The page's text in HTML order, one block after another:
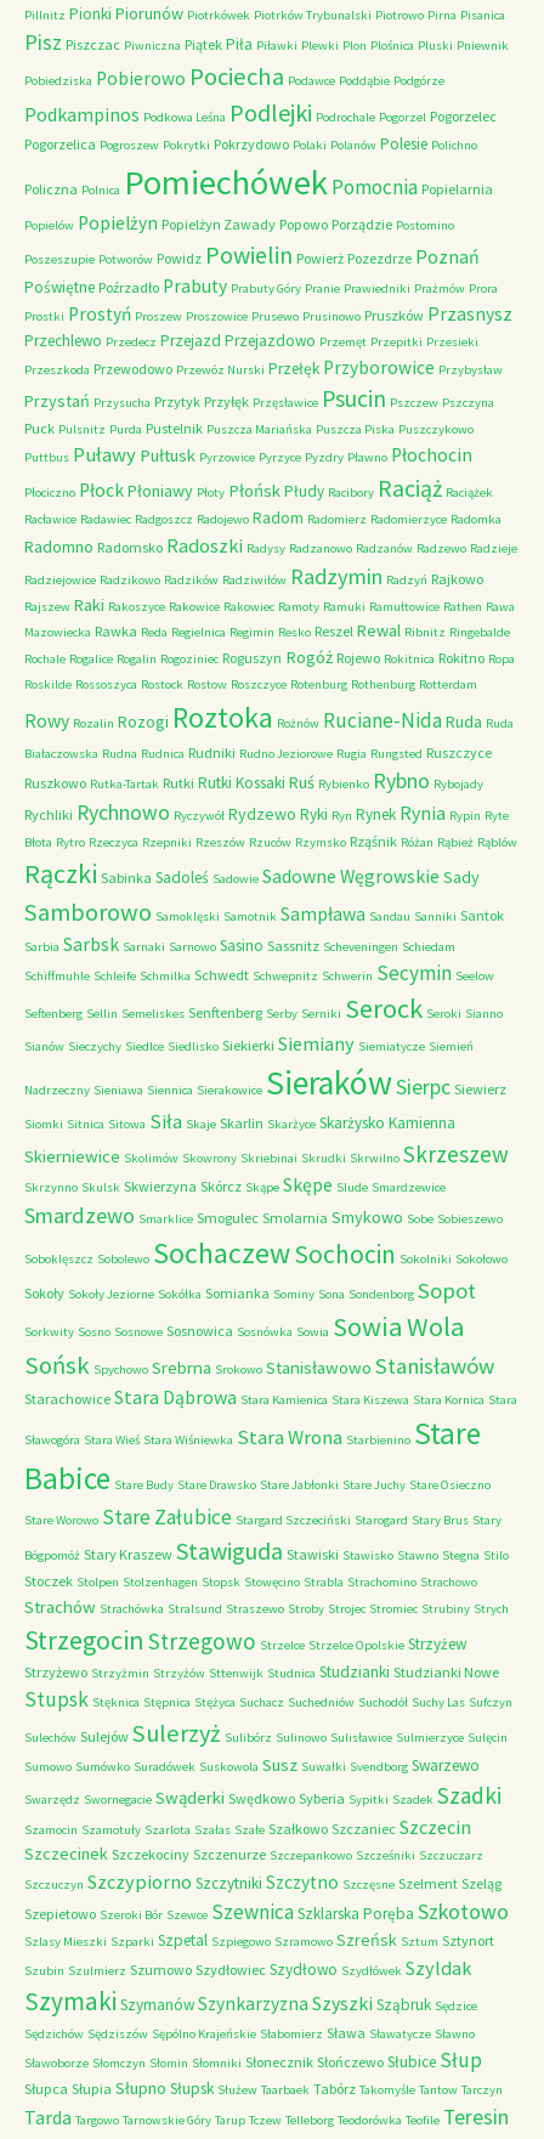
Pillnitz Pionki Piorunów Piotrkówek Piotrków Trybunalski Piotrowo Pirna Pisanica
Pisz Piszczac Piwniczna Piątek Piła Piławki Plewki Plon Plośnica Pluski Pniewnik
Pobiedziska Pobierowo Pociecha Podawce Poddąbie Podgórze
Podkampinos Podkowa Leśna Podlejki Podrochale Pogorzel Pogorzelec
Pogorzelica Pogroszew Pokrytki Pokrzydowo Polaki Polanów Polesie Polichno
Policzna Polnica PomiechówekPomocnia Popielarnia
Popielów Popielżyn Popielżyn Zawady Popowo Porządzie Postomino
Poszeszupie Potworów Powidz Powielin Powierż Pozezdrze Poznań
Poświętne Poźrzadło Prabuty Prabuty Góry Pranie Prawiedniki Prażmów Prora
Prostki Prostyń Proszew Proszowice Prusewo Prusinowo Pruszków Przasnysz
Przechlewo Przedecz Przejazd Przejazdowo Przemęt Przepitki Przesieki
Przeszkoda Przewodowo Przewóz Nurski Przełęk Przyborowice Przybysław
Przystań Przysucha Przytyk Przyłęk Przęsławice Psucin Pszczew Pszczyna
Puck Pulsnitz Purda Pustelnik Puszcza Mariańska Puszcza Piska Puszczykowo
Puttbus Puławy Pułtusk Pyrzowice Pyrzyce Pyzdry Pławno Płochocin
Płociczno PłockPłoniawy Płoty PłońskPłudy Racibory Raciąż Raciążek
Racławice Radawiec Radgoszcz Radojewo Radom Radomierz Radomierzyce Radomka
Radomno Radomsko Radoszki Radysy Radzanowo Radzanów Radzewo Radzieje
Radziejowice Radzikowo Radzików Radziwiłów Radzymin Radzyń Rajkowo
Rajszew Raki Rakoszyce Rakowice Rakowiec Ramoty Ramuki Ramułtowice Rathen Rawa
Mazowiecka Rawka Reda Regielnica Regimin Resko Reszel Rewal Ribnitz Ringebalde
Rochale Rogalice Rogalin Rogoziniec Roguszyn Rogóż Rojewo Rokitnica Rokitno Ropa
Roskilde Rossoszyca Rostock Rostow Roszczyce Rotenburg Rothenburg Rotterdam
Rowy Rozalin Rozogi Roztoka Rożnów Ruciane-NidaRuda Ruda
Białaczowska Rudna Rudnica Rudniki Rudno Jeziorowe Rugia Rungsted Ruszczyce
Ruszkowo Rutka-Tartak Rutki Rutki Kossaki Ruś Rybienko Rybno Rybojady
Rychliki Rychnowo Ryczywół Rydzewo Ryki Ryn Rynek Rynia Rypin Ryte
Błota Rytro Rzeczyca Rzepniki Rzeszów Rzuców Rzymsko Rząśnik Różan Rąbież Rąblów
Rączki Sabinka Sadoleś Sadowie Sadowne Węgrowskie Sady
Samborowo Samoklęski Samotnik Sampława Sandau Sanniki Santok
Sarbia Sarbsk Sarnaki Sarnowo Sasino Sassnitz Scheveningen Schiedam
Schiffmuhle Schleife Schmilka Schwedt Schwepnitz Schwerin Secymin Seelow
Seftenberg Sellin Semeliskes Senftenberg Serby Serniki Serock Seroki Sianno
Sianów Sieczychy Siedlce Siedlisko Siekierki Siemiany Siemiatycze Siemień
Nadrzeczny Sieniawa Siennica Sierakowice SierakówSierpc Siewierz
Siomki Sitnica Sitowa Siła Skaje Skarlin Skarżyce Skarżysko Kamienna
Skierniewice Skolimów Skowrony Skriebinai Skrudki Skrwilno Skrzeszew
Skrzynno Skulsk Skwierzyna Skórcz Skąpe Skępe Slude Smardzewice
Smardzewo Smarklice Smogulec Smolarnia Smykowo Sobe Sobieszewo
Soboklęszcz Sobolewo SochaczewSochocin Sokolniki Sokołowo
Sokoły Sokoły Jeziorne Sokółka Somianka Sominy Sona Sondenborg Sopot
Sorkwity Sosno Sosnowe Sosnowica Sosnówka Sowia Sowia Wola
Sońsk Spychowo Srebrna Srokowo Stanisławowo Stanisławów
Starachowice Stara Dąbrowa Stara Kamienica Stara Kiszewa Stara Kornica Stara
Sławogóra Stara Wieś Stara Wiśniewka Stara Wrona Starbienino Stare
Babice Stare Budy Stare Drawsko Stare Jabłonki Stare Juchy Stare Osieczno
Stare Worowo Stare Załubice Stargard Szczeciński Starogard Stary Brus Stary
Bógpomóż Stary Kraszew Stawiguda Stawiski Stawisko Stawno Stegna Stilo
Stoczek Stolpen Stolzenhagen Stopsk Stowęcino Strabla Strachomino Strachowo
Strachów Strachówka Stralsund Straszewo Stroby Strojec Stromiec Strubiny Strych
Strzegocin Strzegowo Strzelce Strzelce Opolskie Strzyżew
Strzyżewo Strzyżmin Strzyżów Sttenwijk Studnica Studzianki Studzianki Nowe
Stupsk Stęknica Stępnica Stężyca Suchacz Suchedniów Suchodół Suchy Las Sufczyn
Sulechów Sulejów Sulerzyż Sulibórz Sulinowo Sulisławice Sulmierzyce Sulęcin
Sumowo Sumówko Suradówek Suskowola Susz Suwałki Svendborg Swarzewo
Swarzędz Swornegacie Swąderki Swędkowo Syberia Sypitki Szadek Szadki
Szamocin Szamotuły Szarlota Szałas Szałe Szałkowo Szczaniec Szczecin
Szczecinek Szczekociny Szczenurze Szczepankowo Szcześniki Szczuczarz
Szczuczyn Szczypiorno Szczytniki Szczytno Szczęsne Szelment Szeląg
Szepietowo Szeroki Bór Szewce SzewnicaSzklarska Poręba Szkotowo
Szlasy Mieszki Szparki Szpetal Szpiegowo Szramowo Szreńsk Sztum Sztynort
Szubin Szulmierz Szumowo Szydłowiec Szydłowo Szydłówek Szyldak
Szymaki SzymanówSzynkarzyzna Szyszki Sząbruk Sędzice
Sędzichów Sędziszów Sępólno Krajeńskie Słabomierz Sława Sławatycze Sławno
Sławoborze Słomczyn Słomin Słomniki Słonecznik Słończewo Słubice Słup
Słupca Słupia Słupno Słupsk Służew Taarbaek Tabórz Takomyśle Tantow Tarczyn
Tarda Targowo Tarnowskie Góry Tarup Tczew Telleborg Teodorówka Teofile Teresin